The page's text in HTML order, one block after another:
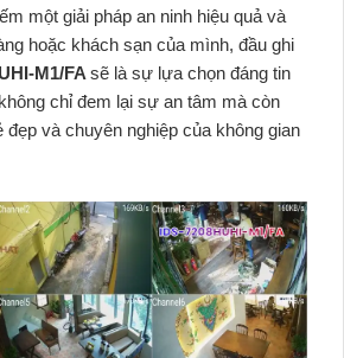
một giải pháp an ninh hiệu quả và
hoặc khách sạn của mình, đầu ghi
M1/FA sẽ là sự lựa chọn đáng tin
chỉ đem lại sự an tâm mà còn
đẹp và chuyên nghiệp của không gian